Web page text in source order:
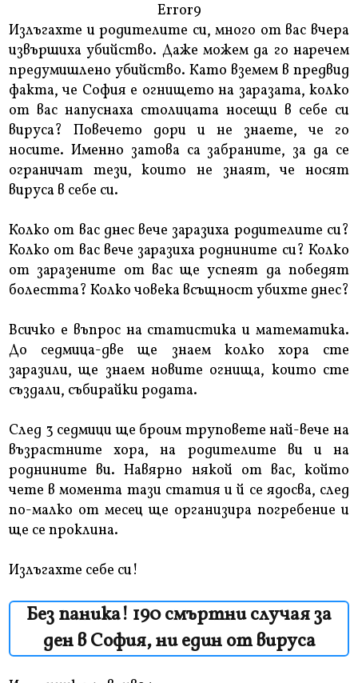
Error9
Излъгахте и родителите си, много от вас вчера
извършиха убийство. Даже можем да го наречем
предумишлено убийство. Като вземем в предвид
факта, че София е огнището на заразата, колко
от вас напуснаха столицата носещи в себе си
вируса? Повечето дори и не знаете, че го
носите. Именно затова са забраните, за да се
ограничат тези, които не знаят, че носят
вируса в себе си.
Колко от вас днес вече заразиха родителите си?
Колко от вас вече заразиха роднините си? Колко
от заразените от вас ще успеят да победят
болестта? Колко човека всъщност убихте днес?
Всичко е въпрос на статистика и математика.
До седмица-две ще знаем колко хора сте
заразили, ще знаем новите огнища, които сте
създали, събирайки родата.
След 3 седмици ще броим труповете най-вече на
възрастните хора, на родителите ви и на
роднините ви. Навярно някой от вас, който
чете в момента тази статия и й се ядосва, след
по-малко от месец ще организира погребение и
ще се проклина.
Излъгахте себе си!
Без паника! 190 смъртни случая за
ден в София, ни един от вируса